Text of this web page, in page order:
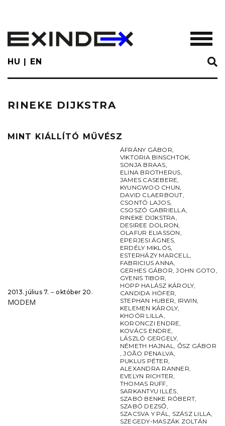
main
content
HU EN
RINEKE DIJKSTRA
MINT KIÁLLÍTÓ MŰVÉSZ
2013. július 7. ‒ október 20.
MODEM
ÁFRÁNY GÁBOR,
VIKTORIA BINSCHTOK,
SONJA BRAAS,
ELINA BROTHERUS,
JAMES CASEBERE,
KYUNGWOO CHUN,
DAVID CLAERBOUT,
CSONTÓ LAJOS,
CSOSZÓ GABRIELLA,
RINEKE DIJKSTRA,
DESIREE DOLRON,
OLAFUR ELIASSON,
EPERJESI ÁGNES,
ERDÉLY MIKLÓS,
ESTERHÁZY MARCELL,
FABRICIUS ANNA,
GERHES GÁBOR,JOHN GOTO,
GYENIS TIBOR,
HOPP HALÁSZ KÁROLY,
CANDIDA HÖFER,
STEPHAN HUBER, IRWIN,
KELEMEN KÁROLY,
KHOÓR LILLA,
KORONCZI ENDRE,
KOVÁCS ENDRE,
LÁSZLÓ GERGELY,
NÉMETH HAJNAL, ŐSZ GÁBOR
,JOÃO PENALVA,
PUKLUS PÉTER,
ALEXANDRA RANNER,
EVELYN RICHTER,
THOMAS RUFF,
SARKANTYU ILLÉS,
SZABÓ BENKE RÓBERT,
SZABÓ DEZSŐ,
SZACSVA Y PÁL, SZÁSZ LILLA,
SZEGEDY-MASZÁK ZOLTÁN